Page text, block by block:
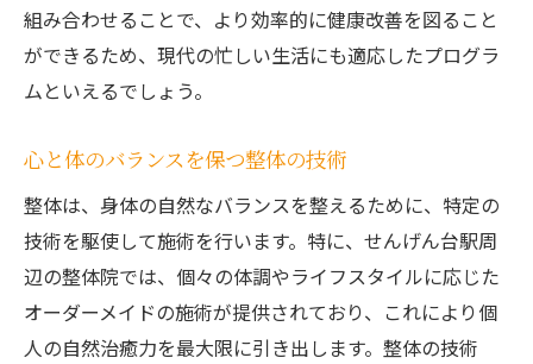
組み合わせることで、より効率的に健康改善を図ること
ができるため、現代の忙しい生活にも適応したプログラ
ムといえるでしょう。
心と体のバランスを保つ整体の技術
整体は、身体の自然なバランスを整えるために、特定の
技術を駆使して施術を行います。特に、せんげん台駅周
辺の整体院では、個々の体調やライフスタイルに応じた
オーダーメイドの施術が提供されており、これにより個
人の自然治癒力を最大限に引き出します。整体の技術